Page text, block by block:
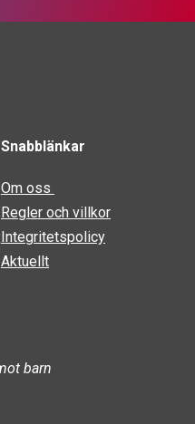
Snabblänkar
Om oss
Regler och villkor
Integritetspolicy
Aktuellt
barn